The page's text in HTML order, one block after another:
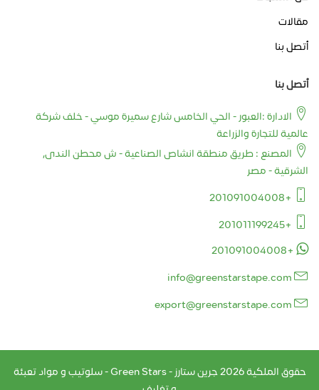
مقالات
أتصل بنا
أتصل بنا
الادارة :العبور - الحي الخامس شارع سميرة موسي - خلف شركة
عالمية للتجارة والزراعة
المصنع : طريق منطقة انشاص الصناعية - ش محطن الندى,
الشرقية - مصر
+201091004008
+201011199245
+201091004008
info@greenstarstape.com
export@greenstarstape.com
حقوق الملكية2026
جرين ستارز - Green Stars - سلوتيب و مواد تعبئة